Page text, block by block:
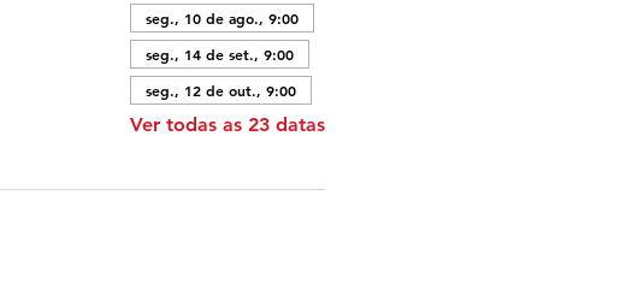
seg., 10 de ago., 9:00
seg., 14 de set., 9:00
seg., 12 de out., 9:00
Ver todas as 23 datas